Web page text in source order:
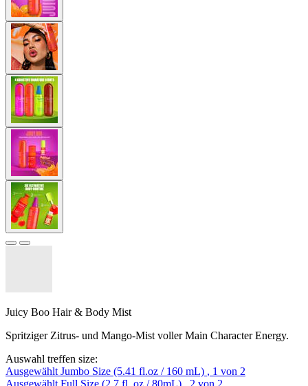
Juicy Boo Hair & Body Mist
Spritziger Zitrus- und Mango-Mist voller Main Character Energy.
Auswahl treffen size:
Ausgewählt Jumbo Size (5.41 fl.oz / 160 mL) , 1 von 2
Ausgewählt Full Size (2.7 fl. oz / 80mL) , 2 von 2